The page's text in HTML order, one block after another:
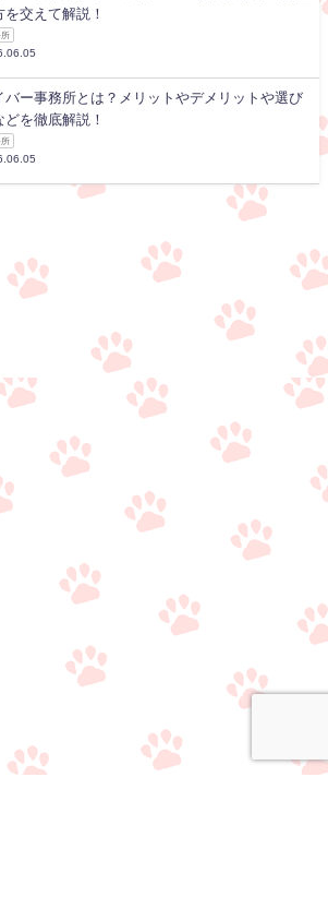
を交えて解説！
所
バー事務所とは？メリットやデメリットや選び
どを徹底解説！
所